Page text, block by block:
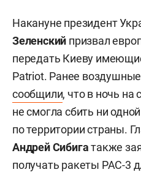
Накануне президент
Зеленский призвал
передать Киеву
Patriot. Ранее
сообщили, что в ночь на
не смогла сбить ни
по территории страны.
Андрей Сибигатакже
получать ракеты PAC-3